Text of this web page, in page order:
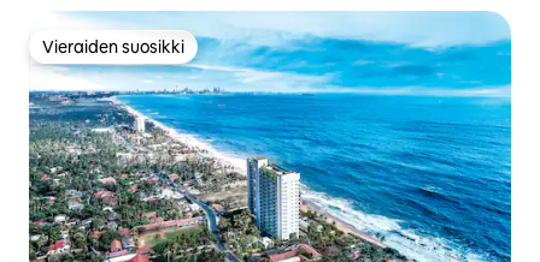
Vieraiden suosikki
Vieraiden suosikki